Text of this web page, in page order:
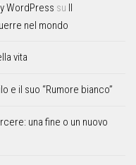
WordPress su Il
nel mondo
vita
e il suo “Rumore bianco”
una fine o un nuovo